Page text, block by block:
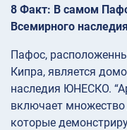
8 Факт: В самом
Всемирного
Пафос,
Кипра, является
наследия ЮНЕСКО.
включает множество
которые